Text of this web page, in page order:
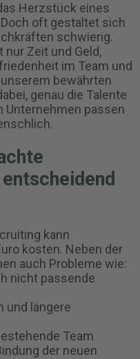
Herzstück eines
oft gestaltet sich
schwierig.
Zeit und Geld,
im Team und
bewährten
genau die Talente
Unternehmen passen
kann
kosten. Neben der
auch Probleme wie:
nicht passende
und längere
Team
der neuen